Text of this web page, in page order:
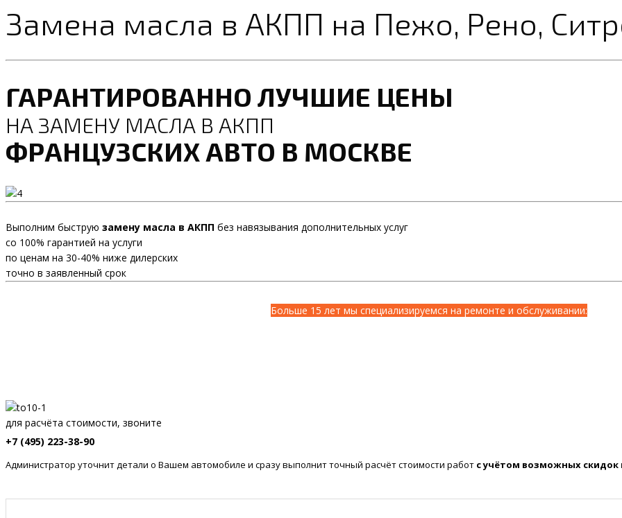
Замена масла в АКПП на Пежо, Рено,
ГАРАНТИРОВАННО ЛУЧШИЕ ЦЕНЫ
НА ЗАМЕНУ МАСЛА В АКПП
ФРАНЦУЗСКИХ АВТО В МОСКВЕ
Выполним быструю замену масла в АКПП без навязывания дополнительных услуг
со 100% гарантией на услуги
по ценам на 30-40% ниже дилерских
точно в заявленный срок
Больше 15 лет мы специализируемся на ремонте и обслуживании:
для расчёта стоимости, звоните
+7 (495) 223-38-90
Администратор уточнит детали о Вашем автомобиле и сразу выполнит точный расчёт стоимости работ с учётом возможных